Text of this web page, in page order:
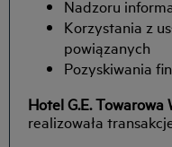
Nadzoru
Korzystania z
powiązanych
Pozyskiwania
Hotel G.E. Towarowa
realizowała